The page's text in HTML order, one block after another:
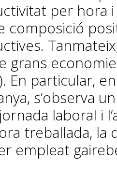
per hora
composició
grans
En particular,
s’observa
laboral i
treballada, la
empleat